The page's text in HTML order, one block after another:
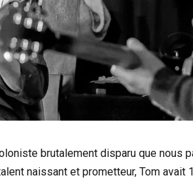
brutalement disparu que nous
naissant et prometteur, Tom avait